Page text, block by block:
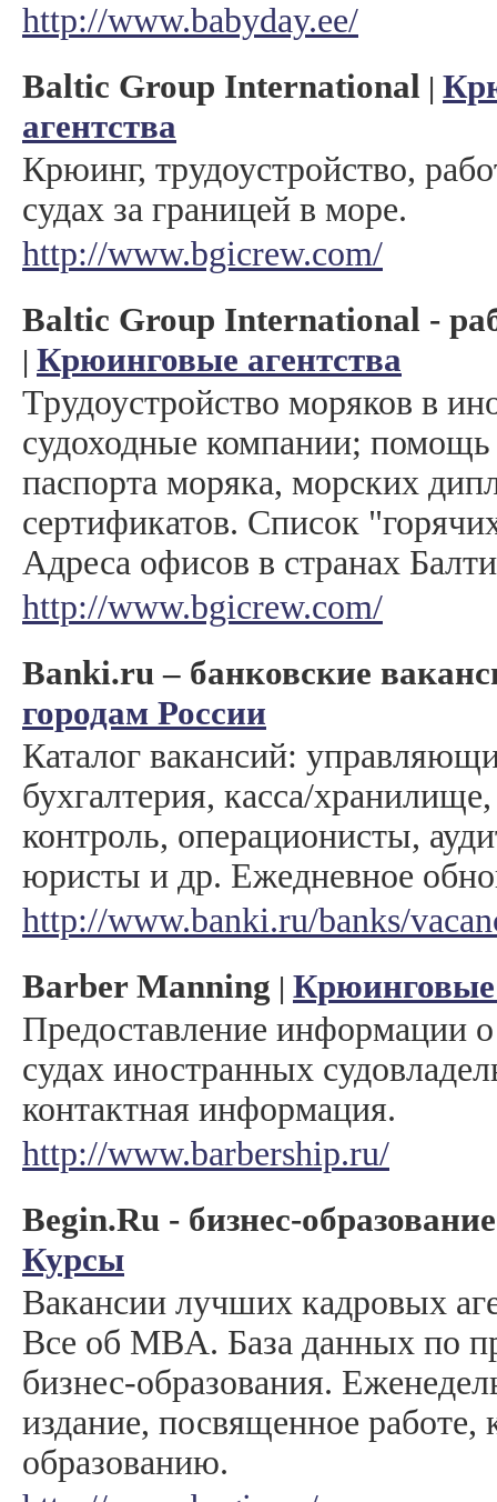
http://www.babyday.ee/
Baltic Group International |
агентства
Крюинг, трудоустройство,
судах за границей в море.
http://www.bgicrew.com/
Baltic Group International -
| Крюинговые агентства
Трудоустройство моряков в
судоходные компании;
паспорта моряка, морских
сертификатов. Список
Адреса офисов в странах
http://www.bgicrew.com/
Banki.ru – банковские
городам России
Каталог вакансий:
бухгалтерия, касса/
контроль, операционисты,
юристы и др. Ежедневное
http://www.banki.ru/banks/
Barber Manning | Крюинговые
Предоставление информации
судах иностранных
контактная информация.
http://www.barbership.ru/
Begin.Ru - бизнес-
Курсы
Вакансии лучших кадровых
Все об MBA. База данных по
бизнес-образования.
издание, посвященное работе,
образованию.